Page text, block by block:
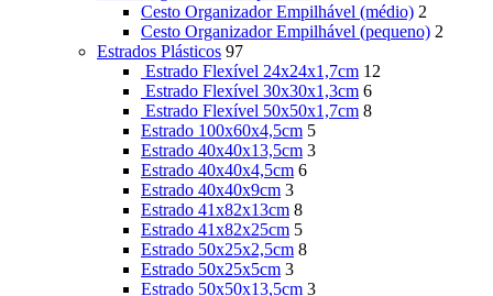
Cesto Organizador Empilhável (médio) 2
Cesto Organizador Empilhável (pequeno) 2
Estrados Plásticos 97
Estrado Flexível 24x24x1,7cm 12
Estrado Flexível 30x30x1,3cm 6
Estrado Flexível 50x50x1,7cm 8
Estrado 100x60x4,5cm 5
Estrado 40x40x13,5cm 3
Estrado 40x40x4,5cm 6
Estrado 40x40x9cm 3
Estrado 41x82x13cm 8
Estrado 41x82x25cm 5
Estrado 50x25x2,5cm 8
Estrado 50x25x5cm 3
Estrado 50x50x13,5cm 3